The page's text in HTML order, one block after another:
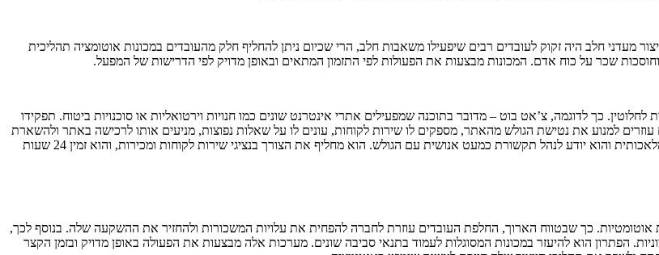
מעדני חלב היה זקוק לעובדים רבים שיפעילו משאבות חלב, הרי שכיום ניתן להחליף חלק מהעובדים במכונות אוטומציה תהליכית
שכר על כוח אדם. המכונות מבצעות את הפעולות לפי התזמון המתאים ובאופן מדויק לפי הדרישות של המפעל.
כך לדוגמה, צ’אט בוט – מדובר בתוכנה שמפעילים אתרי אינטרנט שונים כמו חנויות וירטואליות או סוכנויות ביטוח. תפקידו
למנוע את נטישת הגולש מהאתר, מספקים לו שירות לקוחות, עונים לו על שאלות נפוצות, מניעים אותו לרכישה באתר ולהשארת
פרטי הקשר שלו לצורך הגדלת המכירות של העסק. הצ’אט בוט מבוסס על אינטליגנציה מלאכותית והוא יודע לנהל תקשורת כמעט אנושית עם הגולש. הוא מחליף את הצורך בנציגי שירות לקוחות ומכירות, והוא זמין 24 שעות
כך שבטווח הארוך, החלפת העובדים עוזרת לחברה להפחית את עלויות המשכורות ולהחזיר את ההשקעה שלה. בנוסף לכך,
הפתרון הוא להיעזר במכונות המסוגלות לעמוד בתנאי סביבה שונים. מערכות אלה מבצעות את הפעולה באופן מדויק ובזמן הקצר